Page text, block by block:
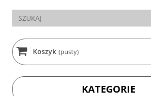
Koszyk (pusty)
KATEGORIE